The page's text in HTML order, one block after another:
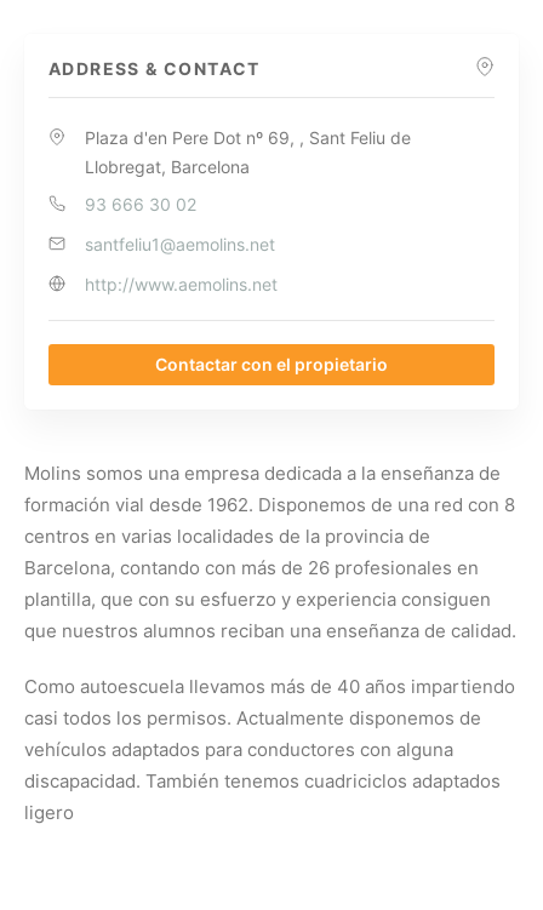
ADDRESS & CONTACT
Plaza d'en Pere Dot nº 69, , Sant Feliu de
Llobregat, Barcelona
93 666 30 02
santfeliu1@aemolins.net
http://www.aemolins.net
Contactar con el propietario
Molins somos una empresa dedicada a la enseñanza de
formación vial desde 1962. Disponemos de una red con 8
centros en varias localidades de la provincia de
Barcelona, contando con más de 26 profesionales en
plantilla, que con su esfuerzo y experiencia consiguen
que nuestros alumnos reciban una enseñanza de calidad.
Como autoescuela llevamos más de 40 años impartiendo
casi todos los permisos. Actualmente disponemos de
vehículos adaptados para conductores con alguna
discapacidad. También tenemos cuadriciclos adaptados
ligero